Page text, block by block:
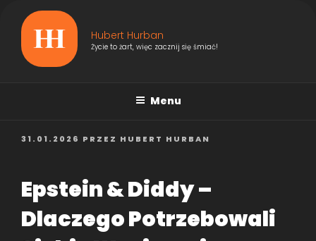
Hubert Hurban
Życie to żart, więc zacznij się śmiać!
Menu
OPUBLIKOWANE
31.01.2026 PRZEZ HUBERT HURBAN
Epstein & Diddy –
Dlaczego Potrzebowali